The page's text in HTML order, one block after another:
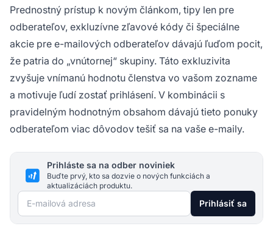
Prednostný prístup k novým článkom, tipy len pre
odberateľov, exkluzívne zľavové kódy či špeciálne
akcie pre e-mailových odberateľov dávajú ľuďom pocit,
že patria do „vnútornej“ skupiny. Táto exkluzivita
zvyšuje vnímanú hodnotu členstva vo vašom zozname
a motivuje ľudí zostať prihlásení. V kombinácii s
pravidelným hodnotným obsahom dávajú tieto ponuky
odberateľom viac dôvodov tešiť sa na vaše e-maily.
Prihláste sa na odber noviniek
Buďte prvý, kto sa dozvie o nových funkciách a
aktualizáciách produktu.
E-mailová adresa Prihlásiť sa